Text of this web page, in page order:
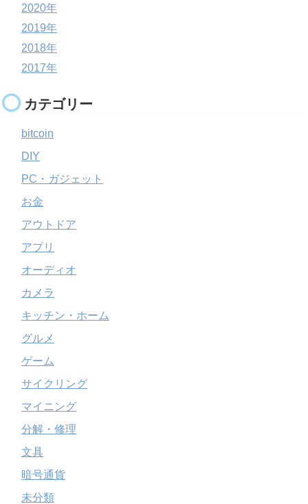
2020年
2019年
2018年
2017年
カテゴリー
bitcoin
DIY
PC・ガジェット
お金
アウトドア
アプリ
オーディオ
カメラ
キッチン・ホーム
グルメ
ゲーム
サイクリング
マイニング
分解・修理
文具
暗号通貨
未分類